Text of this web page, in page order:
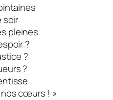
soir
pleines
?
?
?
cœurs ! »